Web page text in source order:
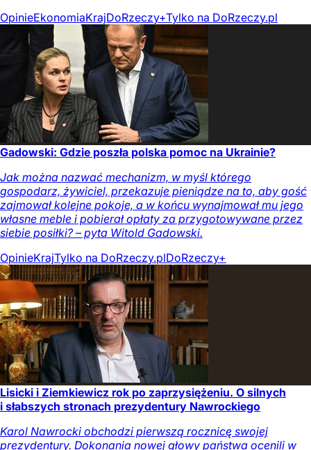
OpinieEkonomiaKrajDoRzeczy+Tylko na DoRzeczy.pl
Gadowski: Gdzie poszła polska pomoc na Ukrainie?
Jak można nazwać mechanizm, w myśl którego
gospodarz, żywiciel, przekazuje pieniądze na to, aby gość
zajmował kolejne pokoje, a w końcu wynajmował mu jego
własne meble i pobierał opłaty za przygotowywane przez
siebie posiłki? – pyta Witold Gadowski.
OpinieKrajTylko na DoRzeczy.plDoRzeczy+
Lisicki i Ziemkiewicz rok po zaprzysiężeniu. O silnych
i słabszych stronach prezydentury Nawrockiego
Karol Nawrocki obchodzi pierwszą rocznicę swojej
prezydentury. Dokonania nowej głowy państwa ocenili w